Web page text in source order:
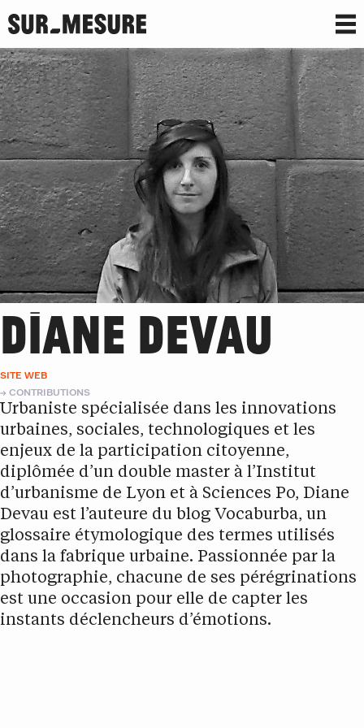
DIANE DEVAU
SITE WEB
CONTRIBUTIONS
Urbaniste spécialisée dans les innovations
urbaines, sociales, technologiques et les
enjeux de la participation citoyenne,
diplômée d’un double master à l’Institut
d’urbanisme de Lyon et à Sciences Po, Diane
Devau est l’auteure du blog Vocaburba, un
glossaire étymologique des termes utilisés
dans la fabrique urbaine. Passionnée par la
photographie, chacune de ses pérégrinations
est une occasion pour elle de capter les
instants déclencheurs d’émotions.